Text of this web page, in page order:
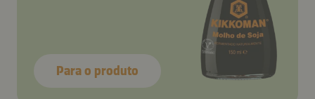
Para o produto